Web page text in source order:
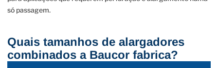
só passagem.
Quais tamanhos de alargadores
combinados a Baucor fabrica?